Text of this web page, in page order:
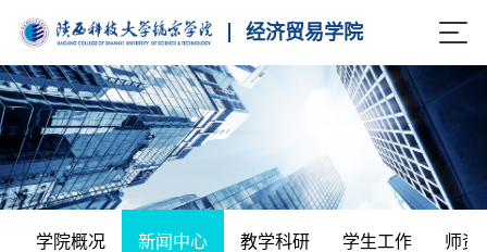
经济贸易学院
学院概况 新闻中心 教学科研 学生工作 师资